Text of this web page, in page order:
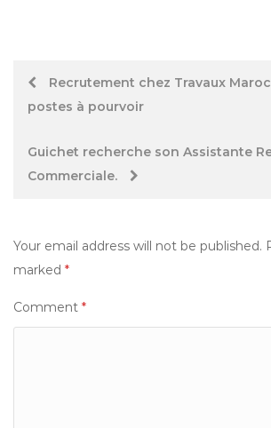
PostRecrutement chez Travaux
postes à pourvoir
Guichet recherche son Assistante
Commerciale.
Your email address will not be published.
marked *
Comment *